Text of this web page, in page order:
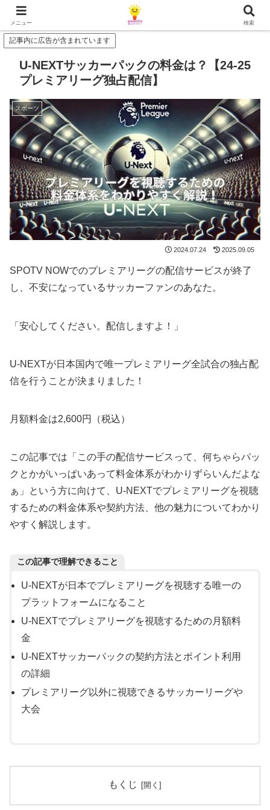
記事内に広告が含まれています
U-NEXTサッカーパックの料金は？【24-25
プレミアリーグ独占配信】
スポーツ
2024.07.24 2025.09.05
SPOTV NOWでのプレミアリーグの配信サービスが終了
し、不安になっているサッカーファンのあなた。
「安心してください。配信しますよ！」
U-NEXTが日本国内で唯一プレミアリーグ全試合の独占配
信を行うことが決まりました！
月額料金は2,600円（税込）
この記事では「この手の配信サービスって、何ちゃらパッ
クとかがいっぱいあって料金体系がわかりずらいんだよな
ぁ」という方に向けて、U-NEXTでプレミアリーグを視聴
するための料金体系や契約方法、他の魅力についてわかり
やすく解説します。
この記事で理解できること
U-NEXTが日本でプレミアリーグを視聴する唯一の
プラットフォームになること
U-NEXTでプレミアリーグを視聴するための月額料
金
U-NEXTサッカーパックの契約方法とポイント利用
の詳細
プレミアリーグ以外に視聴できるサッカーリーグや
大会
もくじ
メニュー 検索